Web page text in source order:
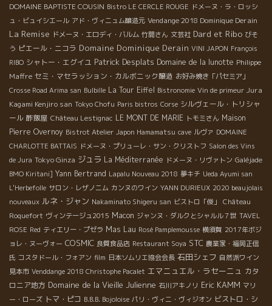
DOMAINE BAPTISTE COUSIN Bistro LE CERCLE ROUGE ドメーヌ・ラ・ロッシ
ュ・ビュイシエール アド・ヴィニュム醸造元 Vendange 2018 Dominique Derain
La Remise ドメーヌ・エロディ・バルム 竹間さん 文芸社 Dard et Ribo びそ
う ピエール・ニコラ Domaine Dominique Derain VINI JAPON François
RIBO シャトー・エグイユ Patrick Desplats Domaine de la lunotte Philippe
Maffre セミ・マセラッション・カルボニック醸造 お好み焼き「パセミア」
Crosse Road Arima san Bulbille La Tour Eiffel Bistronomie Vin de primeur Jura
Kagami Kenjiro san Tokyo Chofu Paris bistros Corse シルヴェール・トリシャ
ール 酢飯屋 Château Lestignac LE MONT DE MARIE トモミさん Maison
Pierre Overnoy Bistrot Atelier Japon Hamamatsu cave ルヴァ DOMAINE
CHARLOTTE BATTAIS ドメーヌ・プリューレ・サン・クリストフ Salon des Vins
de Jura Tokyo Ginza ジュラ La Méditerranée ドメーヌ・リヴァトン Galéjade
BMO Kiritani] Yann Bertrand Lapalu Nouveau 2018 夢キチ Ueda Ayumi san
L'Herbefolle サロン・レザノニム カンヌのワイン YANN DURIEUX 2020 beaujolais
nouveaux ルネ・ジャン Nakaminato Shigeru san ビストロ「俊」
Château
Roquefort ヴィンテージュ2015 Macon ジャンヌ・ダルクとシャルル７世 TAVEL
ROSE Red ティエリー・プゼラ Mas Lau Rosé Pamplemousse 横須賀 2017年ボジ
ョレ・ヌーヴォー COSMIC 良質食品店 Restaurant Soya STC 農業家・福岡正信
氏 コスタドール・フォアン film 日本ソムリエ協会会長 石田シェフ 自然派ワイン
見本市 Venddange 2018 Christophe Pacalet エマニュエル・ラセーニュ カタ
ロニア地方 Domaine de la Vieille Julienne 石川アキノリ Eric KAMM マリ
ー・ローズ トマ・ピコ B.B.B. Bojoloise パリ・ヴィニ・ヴィジオン ビストロ・シ